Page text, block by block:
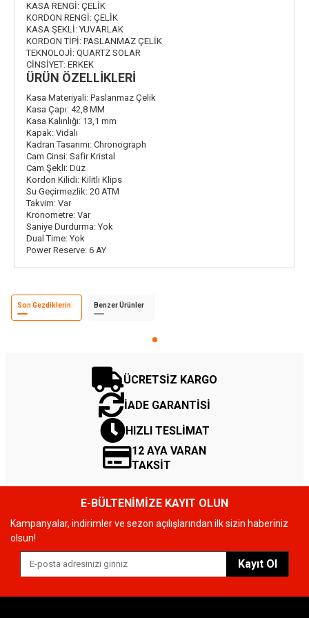
KASA RENGİ: ÇELİK
KORDON RENGİ: ÇELİK
KASA ŞEKLİ: YUVARLAK
KORDON TİPİ: PASLANMAZ ÇELİK
TEKNOLOJİ: QUARTZ SOLAR
CİNSİYET: ERKEK
ÜRÜN ÖZELLİKLERİ
Kasa Materiyali: Paslanmaz Çelik
Kasa Çapı: 42,8 MM
Kasa Kalınlığı: 13,1 mm
Kapak: Vidalı
Kadran Tasarımı: Chronograph
Cam Cinsi: Safir Kristal
Cam Şekli: Düz
Kordon Kilidi: Kilitli Klips
Su Geçirmezlik: 20 ATM
Takvim: Var
Kronometre: Var
Saniye Durdurma: Yok
Dual Time: Yok
Power Reserve: 6 AY
Son Gezdiklerin Benzer Ürünler
ÜCRETSİZ KARGO
İADE GARANTİSİ
HIZLI TESLİMAT
12 AYA VARAN
TAKSİT
E-BÜLTENİMİZE KAYIT OLUN
Kampanyalar, indirimler ve sezon açılışlarından ilk sizin haberiniz
olsun!
Kayıt Ol